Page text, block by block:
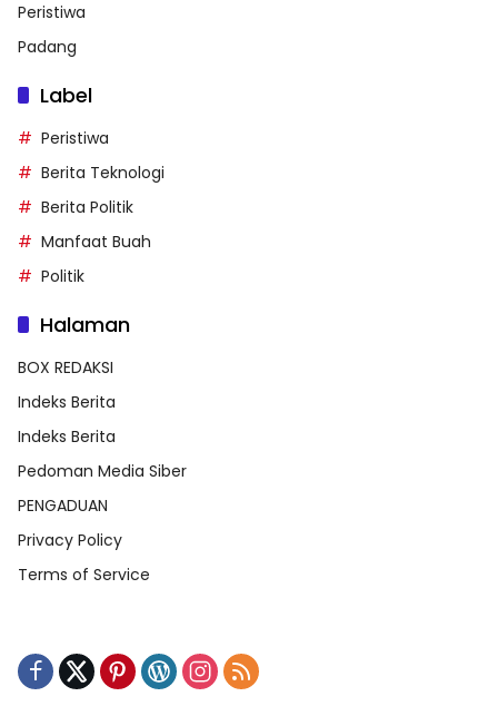
Peristiwa
Padang
Label
Peristiwa
Berita Teknologi
Berita Politik
Manfaat Buah
Politik
Halaman
BOX REDAKSI
Indeks Berita
Indeks Berita
Pedoman Media Siber
PENGADUAN
Privacy Policy
Terms of Service